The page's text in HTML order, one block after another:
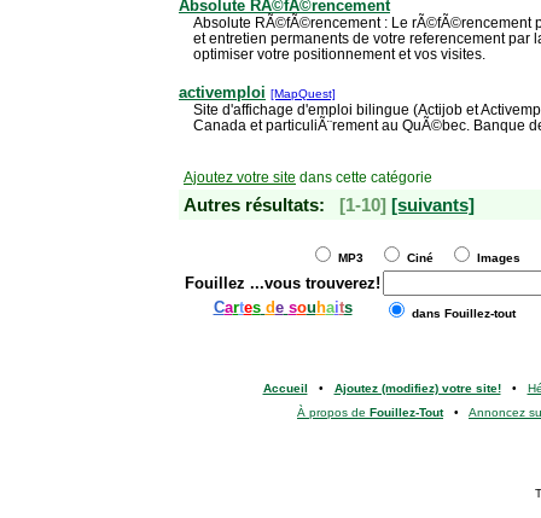
Absolute RÃ©fÃ©rencement
Absolute RÃ©fÃ©rencement : Le rÃ©fÃ©rencement
et entretien permanents de votre referencement par
optimiser votre positionnement et vos visites.
activemploi [MapQuest]
Site d'affichage d'emploi bilingue (Actijob et
Canada et particuliÃ¨rement au QuÃ©bec. Banque
Ajoutez votre site dans cette catégorie
Autres résultats: [1-10] [suivants]
MP3 Ciné Images
Fouillez ...vous trouverez!
Cartes de sou haits dans Fouillez-tout
Accueil • Ajoutez (modifiez) votre site!•
À propos de Fouillez-Tout• Annoncez